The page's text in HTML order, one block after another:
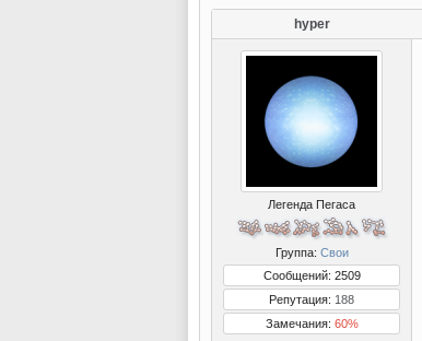
hyper
Легенда Пегаса
Группа: Свои
Сообщений: 2509
Репутация: 188
Замечания: 60%